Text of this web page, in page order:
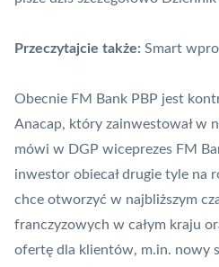
Przeczytajcie także: Smart
Obecnie FM Bank PBP jest
Anacap, który zainwestował w
mówi w DGP wiceprezes FM
inwestor obiecał drugie tyle na
chce otworzyć w najbliższym
franczyzowych w całym kraju
ofertę dla klientów, m.in. nowy